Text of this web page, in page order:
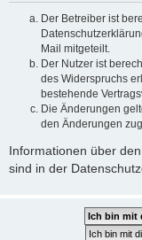
Der Betreiber ist
Mail mitgeteilt.
Der Nutzer ist
des Widerspruchs
bestehende
Die Änderungen
den Änderungen
Informationen über
sind in der